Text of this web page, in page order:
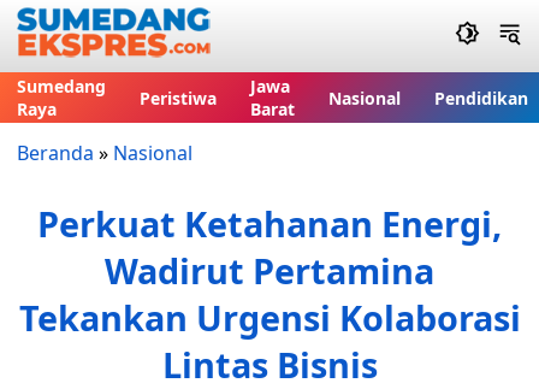
Sumedang
Raya
Peristiwa
Jawa
Barat
Nasional Pendidikan
Beranda » Nasional
Perkuat Ketahanan Energi,
Wadirut Pertamina
Tekankan Urgensi Kolaborasi
Lintas Bisnis